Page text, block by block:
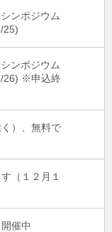
ンポジウム
25)
ンポジウム
26) ※申込終
）、無料で
（１２月１
催中